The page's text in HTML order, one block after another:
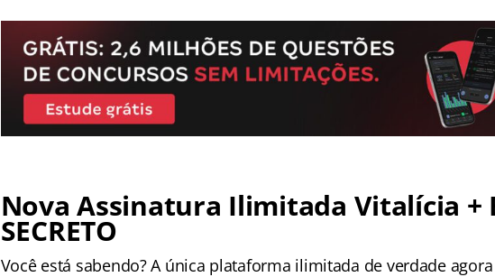
Nova Assinatura Ilimitada Vitalícia +
SECRETO
Você está sabendo? A única plataforma ilimitada de verdade